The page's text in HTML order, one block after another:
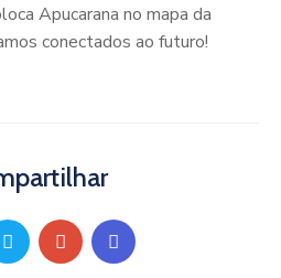
Apucarana no mapa da
conectados ao futuro!